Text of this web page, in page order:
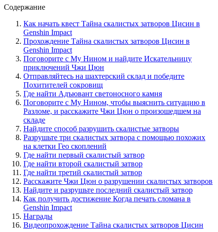
Содержание
Как начать квест Тайна скалистых затворов Цисин в
Genshin Impact
Прохождение Тайна скалистых затворов Цисин в
Genshin Impact
Поговорите с Му Нином и найдите Искательницу
приключений Чжи Цюн
Отправляйтесь на шахтерский склад и победите
Похитителей сокровищ
Где найти Адъювант светоносного камня
Поговорите с Му Нином, чтобы выяснить ситуацию в
Разломе, и расскажите Чжи Цюн о произошедшем на
складе
Найдите способ разрушить скалистые затворы
Разрушьте три скалистых затвора с помощью похожих
на клетки Гео скоплений
Где найти первый скалистый затвор
Где найти второй скалистый затвор
Где найти третий скалистый затвор
Расскажите Чжи Цюн о разрушении скалистых затворов
Найдите и разрушьте последний скалистый затвор
Как получить достижение Когда печать сломана в
Genshin Impact
Награды
Видеопрохождение Тайна скалистых затворов Цисин